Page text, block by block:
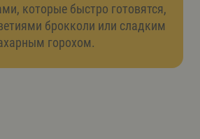
которые быстро готовятся,
брокколи или сладким
горохом.